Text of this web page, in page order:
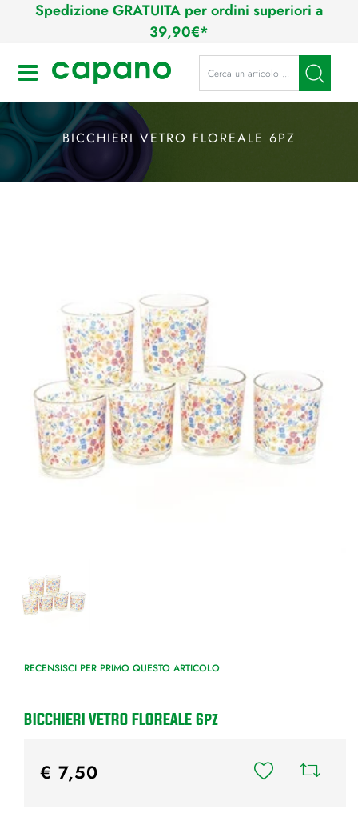
Spedizione GRATUITA per ordini superiori a
39,90€*
Open La modifica di un filtro
BICCHIERI VETRO FLOREALE 6PZ
RECENSISCI PER PRIMO QUESTO ARTICOLO
BICCHIERI VETRO FLOREALE 6pz
€ 7,50